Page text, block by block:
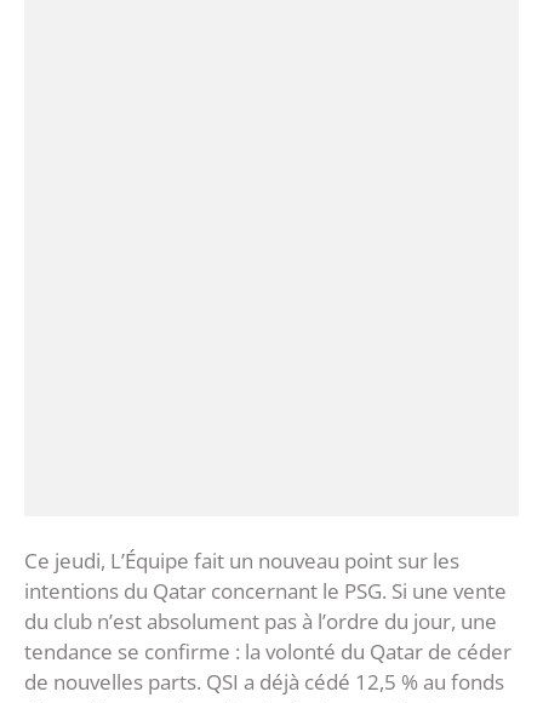
Ce jeudi, L’Équipe fait un nouveau point sur les
intentions du Qatar concernant le PSG. Si une vente
du club n’est absolument pas à l’ordre du jour, une
tendance se confirme : la volonté du Qatar de céder
de nouvelles parts. QSI a déjà cédé 12,5 % au fonds